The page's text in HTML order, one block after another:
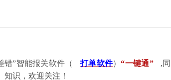
错”智能报关软件 （ 打单软件）“一键通” ,同
识，欢迎关注！